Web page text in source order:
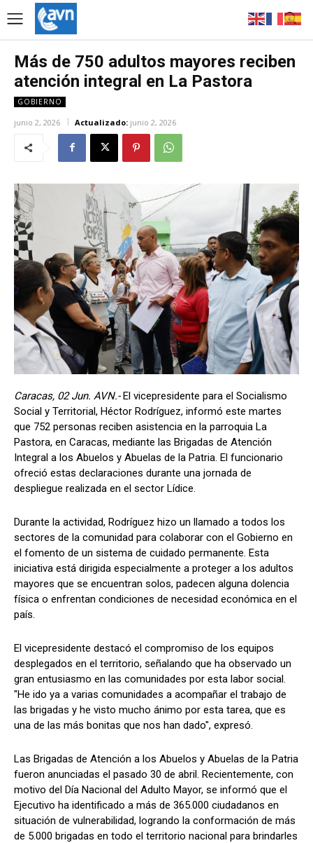
Más de 750 adultos mayores reciben
atención integral en La Pastora
GOBIERNO
junio 2, 2026 Actualizado: junio 2, 2026
Caracas, 02 Jun. AVN.- ​El vicepresidente para el Socialismo
Social y Territorial, Héctor Rodríguez, informó este martes
que 752 personas reciben asistencia en la parroquia La
Pastora, en Caracas, mediante las Brigadas de Atención
Integral a los Abuelos y Abuelas de la Patria. El funcionario
ofreció estas declaraciones durante una jornada de
despliegue realizada en el sector Lídice.
​Durante la actividad, Rodríguez hizo un llamado a todos los
sectores de la comunidad para colaborar con el Gobierno en
el fomento de un sistema de cuidado permanente. Esta
iniciativa está dirigida especialmente a proteger a los adultos
mayores que se encuentran solos, padecen alguna dolencia
física o enfrentan condiciones de necesidad económica en el
país.
​El vicepresidente destacó el compromiso de los equipos
desplegados en el territorio, señalando que ha observado un
gran entusiasmo en las comunidades por esta labor social.
"He ido ya a varias comunidades a acompañar el trabajo de
las brigadas y he visto mucho ánimo por esta tarea, que es
una de las más bonitas que nos han dado", expresó.
​Las Brigadas de Atención a los Abuelos y Abuelas de la Patria
fueron anunciadas el pasado 30 de abril. Recientemente, con
motivo del Día Nacional del Adulto Mayor, se informó que el
Ejecutivo ha identificado a más de 365.000 ciudadanos en
situación de vulnerabilidad, logrando la conformación de más
de 5.000 brigadas en todo el territorio nacional para brindarles